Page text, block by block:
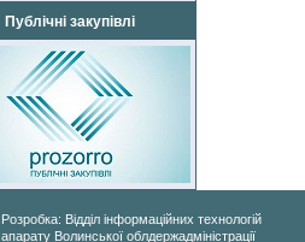
Публічні закупівлі
Розробка: Відділ інформаційних технологій
апарату Волинської облдержадміністрації